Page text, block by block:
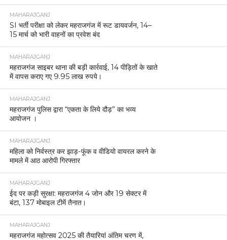
MAHARAJGANJ
SI भर्ती परीक्षा को लेकर महराजगंज में रूट डायवर्जन, 14–
15 मार्च को भारी वाहनों का प्रवेश बंद
MAHARAJGANJ
महराजगंज साइबर थाना की बड़ी कार्रवाई, 14 पीड़ितों के खाते
में वापस कराए गए 9.95 लाख रुपये।
MAHARAJGANJ
महराजगंज पुलिस द्वारा “एकता के लिये दौड़” का भव्य
आयोजन ।
MAHARAJGANJ
महिला को निर्वस्त्र कर झाड़-फूंक व वीडियो वायरल करने के
मामले में आठ आरोपी गिरफ्तार
MAHARAJGANJ
ईद पर कड़ी सुरक्षा: महराजगंज 4 जोन और 19 सेक्टर में
बंटा, 137 मोबाइल टीमें तैनात।
MAHARAJGANJ
महराजगंज महोत्सव 2025 की तैयारियां अंतिम चरण में,